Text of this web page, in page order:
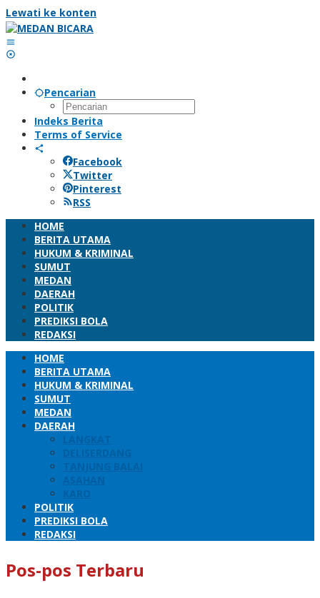
Lewati ke konten
Pencarian
Indeks Berita
Terms of Service
Facebook
Twitter
Pinterest
RSS
HOME
BERITA UTAMA
HUKUM & KRIMINAL
SUMUT
MEDAN
DAERAH
POLITIK
PREDIKSI BOLA
REDAKSI
HOME
BERITA UTAMA
HUKUM & KRIMINAL
SUMUT
MEDAN
DAERAH
LANGKAT
DELISERDANG
TANJUNG BALAI
ASAHAN
KARO
POLITIK
PREDIKSI BOLA
REDAKSI
Pos-pos Terbaru